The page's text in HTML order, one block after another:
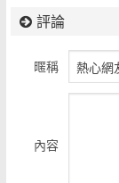
評論
暱稱
內容